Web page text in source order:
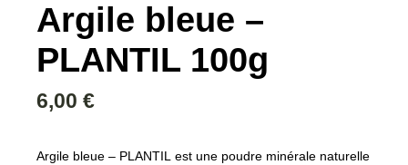
Argile bleue –
PLANTIL 100g
6,00€
Argile bleue – PLANTIL est une poudre minérale naturelle